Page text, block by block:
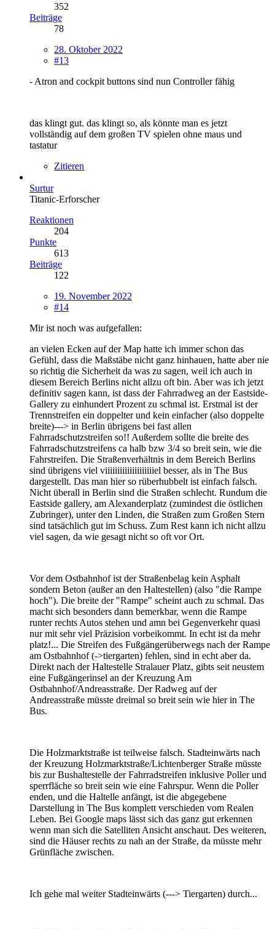
352
Beiträge
78
28. Oktober 2022
#13
- Atron and cockpit buttons sind nun Controller fähig
das klingt gut. das klingt so, als könnte man es jetzt
vollständig auf dem großen TV spielen ohne maus und
tastatur
Zitieren
Surtur
Titanic-Erforscher
Reaktionen
204
Punkte
613
Beiträge
122
19. November 2022
#14
Mir ist noch was aufgefallen:
an vielen Ecken auf der Map hatte ich immer schon das
Gefühl, dass die Maßstäbe nicht ganz hinhauen, hatte aber nie
so richtig die Sicherheit da was zu sagen, weil ich auch in
diesem Bereich Berlins nicht allzu oft bin. Aber was ich jetzt
definitiv sagen kann, ist dass der Fahrradweg an der Eastside-
Gallery zu einhundert Prozent zu schmal ist. Erstmal ist der
Trennstreifen ein doppelter und kein einfacher (also doppelte
breite)---> in Berlin übrigens bei fast allen
Fahrradschutzstreifen so!! Außerdem sollte die breite des
Fahrradschutzstreifens ca halb bzw 3/4 so breit sein, wie die
Fahrstreifen. Die Straßenverhältnis in dem Bereich Berlins
sind übrigens viel viiiiiiiiiiiiiiiiiiiiel besser, als in The Bus
dargestellt. Das man hier so rüberhubbelt ist einfach falsch.
Nicht überall in Berlin sind die Straßen schlecht. Rundum die
Eastside gallery, am Alexanderplatz (zumindest die östlichen
Zubringer), unter den Linden, die Straßen zum Großen Stern
sind tatsächlich gut im Schuss. Zum Rest kann ich nicht allzu
viel sagen, da wie gesagt nicht so oft vor Ort.
Vor dem Ostbahnhof ist der Straßenbelag kein Asphalt
sondern Beton (außer an den Haltestellen) (also "die Rampe
hoch"). Die breite der "Rampe" scheint auch zu schmal. Das
macht sich besonders dann bemerkbar, wenn die Rampe
runter rechts Autos stehen und amn bei Gegenverkehr quasi
nur mit sehr viel Präzision vorbeikommt. In echt ist da mehr
platz!... Die Streifen des Fußgängerüberwegs nach der Rampe
am Ostbahnhof (->tiergarten) fehlen, sind in echt aber da.
Direkt nach der Haltestelle Stralauer Platz, gibts seit neustem
eine Fußgängerinsel an der Kreuzung Am
Ostbahnhof/Andreasstraße. Der Radweg auf der
Andreasstraße müsste dreimal so breit sein wie hier in The
Bus.
Die Holzmarktstraße ist teilweise falsch. Stadteinwärts nach
der Kreuzung Holzmarktstraße/Lichtenberger Straße müsste
bis zur Bushaltestelle der Fahrradstreifen inklusive Poller und
sperrfläche so breit sein wie eine Fahrspur. Wenn die Poller
enden, und die Haltelle anfängt, ist die abgegebene
Darstellung in The Bus komplett verschieden vom Realen
Leben. Bei Google maps lässt sich das ganz gut erkennen
wenn man sich die Satelliten Ansicht anschaut. Des weiteren,
sind die Häuser rechts zu nah an der Straße, da müsste mehr
Grünfläche zwischen.
Ich gehe mal weiter Stadteinwärts (---> Tiergarten) durch...